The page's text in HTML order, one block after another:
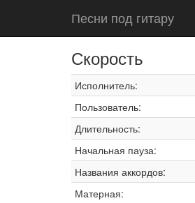
Песни под гитару
Скорость
Исполнитель:
Пользователь:
Длительность:
Начальная пауза:
Названия аккордов:
Матерная: